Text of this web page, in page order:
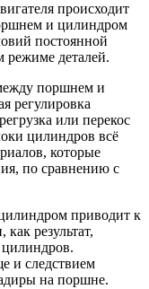
происходит
и цилиндром
постоянной
режиме деталей.
поршнем и
регулировка
или перекос
цилиндров всё
которые
по сравнению с
приводит к
результат,
цилиндров.
и следствием
на поршне.